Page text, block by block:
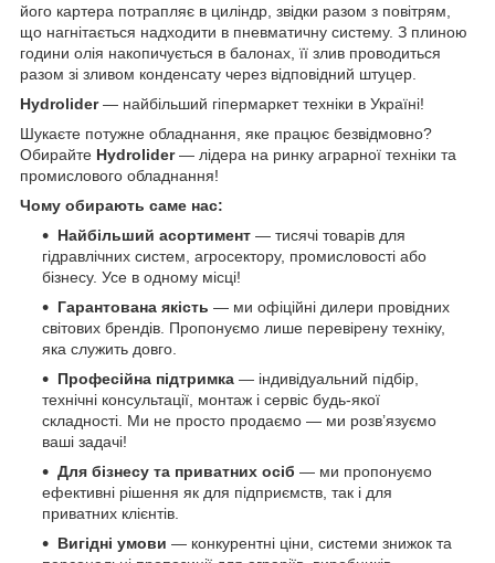
його картера потрапляє в циліндр, звідки разом з повітрям,
що нагнітається надходити в пневматичну систему. З плиною
години олія накопичується в балонах, її злив проводиться
разом зі зливом конденсату через відповідний штуцер.
Hydrolider— найбільший гіпермаркет техніки в Україні!
Шукаєте потужне обладнання, яке працює безвідмовно?
Обирайте Hydrolider— лідера на ринку аграрної техніки та
промислового обладнання!
Чому обирають саме нас:
Найбільший асортимент — тисячі товарів для
гідравлічних систем, агросектору, промисловості або
бізнесу. Усе в одному місці!
Гарантована якість — ми офіційні дилери провідних
світових брендів. Пропонуємо лише перевірену техніку,
яка служить довго.
Професійна підтримка — індивідуальний підбір,
технічні консультації, монтаж і сервіс будь-якої
складності. Ми не просто продаємо — ми розв’язуємо
ваші задачі!
Для бізнесу та приватних осіб — ми пропонуємо
ефективні рішення як для підприємств, так і для
приватних клієнтів.
Вигідні умови — конкурентні ціни, системи знижок та